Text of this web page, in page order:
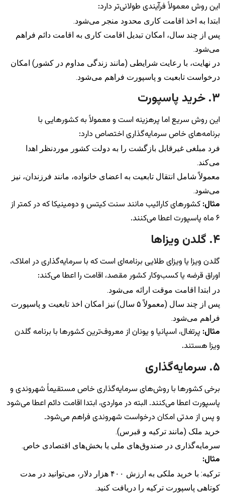
این روش معمولاً فرآیندی طولانی‌تر دارد:
ابتدا به اخذ اقامت کاری محدود منجر می‌شود.
پس از چند سال، امکان تبدیل اقامت کاری به اقامت دائم فراهم
می‌شود.
در نهایت، با رعایت شرایطی (مانند زندگی مداوم در کشور) امکان
درخواست تابعیت و پاسپورت فراهم می‌شود.
۳. خرید پاسپورت
این روش سریع اما پرهزینه است و معمولاً به کشورهایی با
برنامه‌های خاص سرمایه‌گذاری اختصاص دارد:
فرد مبلغی غیرقابل بازگشت را به دولت کشور موردنظر اهدا
می‌کند.
معمولاً شامل انتقال تابعیت به اعضای خانواده، مانند فرزندان، نیز
می‌شود.
مثال: کشورهای کارائیب مانند سنت کیتس و دومینیکا که در کمتر از
۶ ماه پاسپورت اعطا می‌کنند.
۴. گلدن ویزاها
گلدن ویزا یا ویزای طلایی برنامه‌ای است که با سرمایه‌گذاری در املاک،
اوراق قرضه یا کسب‌وکار کشور مقصد، اقامت را اعطا می‌کند:
در ابتدا اقامت موقت ارائه می‌شود.
پس از چند سال (معمولاً ۵ سال) نیز امکان اخذ تابعیت و پاسپورت
فراهم می‌شود.
مثال: پرتغال، اسپانیا و یونان از معروف‌ترین کشورها با برنامه گلدن
ویزا هستند.
۵. سرمایه‌گذاری
برخی کشورها با روش‌های سرمایه‌گذاری خاص مستقیماً شهروندی و
پاسپورت اعطا می‌کنند. البته در مواردی، ابتدا اقامت دائم اعطا می‌شود
و پس از مدتی امکان درخواست شهروندی فراهم می‌شود.
خرید ملک (مانند ترکیه و قبرس).
سرمایه‌گذاری در صندوق‌های ملی یا بخش‌های اقتصادی خاص.
مثال:
ترکیه: با خرید ملکی به ارزش ۴۰۰ هزار دلار، می‌توانید در مدت
کوتاهی پاسپورت ترکیه را دریافت کنید.